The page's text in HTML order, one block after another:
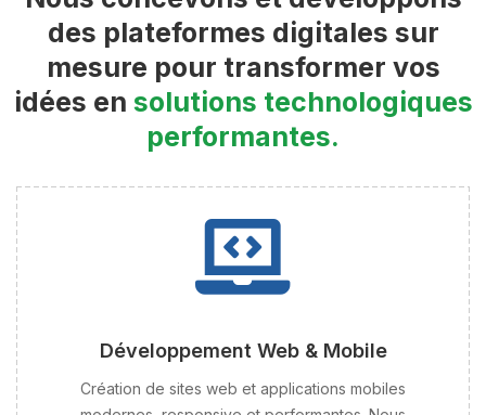
des plateformes digitales sur
mesure pour transformer vos
idées en solutions technologiques
performantes.
Développement Web & Mobile
Création de sites web et applications mobiles